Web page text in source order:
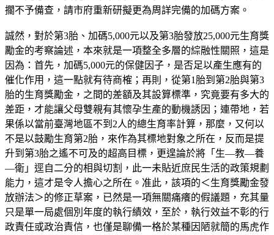
擱不予備查，請市府重新研擬更為周詳完備的加碼方案。
誠然，對於第3胎、加碼5,000元以及第3胎發放25,000元生育獎
勵金的考察論述，本來就是一項整全多層的綜融性關照，這是
因為：首先，加碼5,000元的保健因子，是否足以產生應有的
催化作用，這一點就有待商榷；再則，從第1胎到第2胎與第3
胎的生育獎勵金，之間的差額及其設算標準，究竟要有多大的
差距，才能讓父母雙親有其懷孕生產的動機誘因；連帶地，若
果係以當前臺灣地區不到2人的總生育率計算，那麼，又何以
不是以鼓勵生育第2胎，來作為其標地對象之所在，反而是提
升到第3胎之遙不可及的超高目標，更遑論於將「生—教—養
—衛」逕自二分的相與切割，此一未貼近庶民生活的政策規劃
能力，這才是令人擔心之所在。准此，該項的＜生育獎勵金發
放辦法＞的修正草案，已然是一項無關痛癢的假議題，充其量
只是單一局處個別年度的執行績效，至於，執行效益不彰的行
政責任或政治責信，也僅是聊備一格於某種因陋就簡的馬虎作